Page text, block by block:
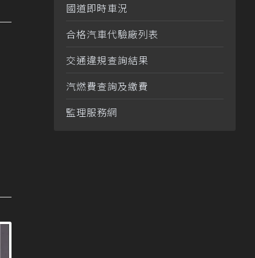
國道即時車況
合格汽車代驗廠列表
交通違規查詢結果
汽燃費查詢及繳費
監理服務網